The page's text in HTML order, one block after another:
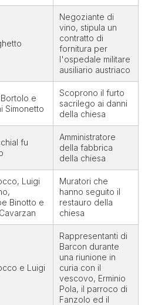
Negoziante di
vino, stipula un
contratto di
fornitura per
l'ospedale militare
ausiliario austriaco
e
Simonetto
Scoprono il furto
sacrilego ai danni
della chiesa
fu
Amministratore
della fabbrica
della chiesa
Luigi
Binotto e
Muratori che
hanno seguito il
restauro della
chiesa
e Luigi
Rappresentanti di
Barcon durante
una riunione in
curia con il
vescovo, Erminio
Pola, il parroco di
Fanzolo ed il